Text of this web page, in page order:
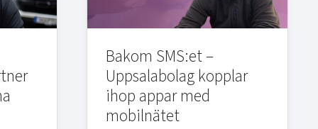
Bakom SMS:et –
Uppsalabolag kopplar
ihop appar med
mobilnätet